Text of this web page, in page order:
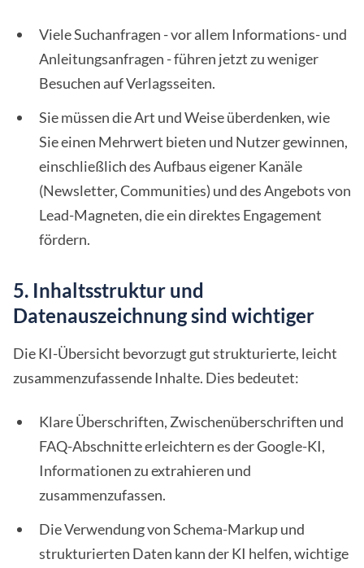
Viele Suchanfragen - vor allem Informations- und
Anleitungsanfragen - führen jetzt zu weniger
Besuchen auf Verlagsseiten.
Sie müssen die Art und Weise überdenken, wie
Sie einen Mehrwert bieten und Nutzer gewinnen,
einschließlich des Aufbaus eigener Kanäle
(Newsletter, Communities) und des Angebots von
Lead-Magneten, die ein direktes Engagement
fördern.
5. Inhaltsstruktur und
Datenauszeichnung sind wichtiger
Die KI-Übersicht bevorzugt gut strukturierte, leicht
zusammenzufassende Inhalte. Dies bedeutet:
Klare Überschriften, Zwischenüberschriften und
FAQ-Abschnitte erleichtern es der Google-KI,
Informationen zu extrahieren und
zusammenzufassen.
Die Verwendung von Schema-Markup und
strukturierten Daten kann der KI helfen, wichtige